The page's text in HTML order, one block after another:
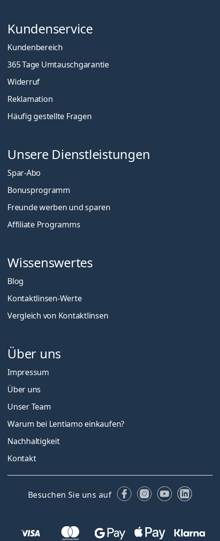
Kundenservice
Kundenbereich
365 Tage Umtauschgarantie
Widerruf
Reklamation
Häufig gestellte Fragen
Unsere Dienstleistungen
Spar-Abo
Bonusprogramm
Freunde werben und sparen
Affiliate Programms
Wissenswertes
Blog
Kontaktlinsen-Werte
Vergleich von Kontaktlinsen
Über uns
Impressum
Über uns
Unser Team
Warum bei Lentiamo einkaufen?
Nachhaltigkeit
Kontakt
Besuchen Sie uns auf FacebookInstagram
YouTube